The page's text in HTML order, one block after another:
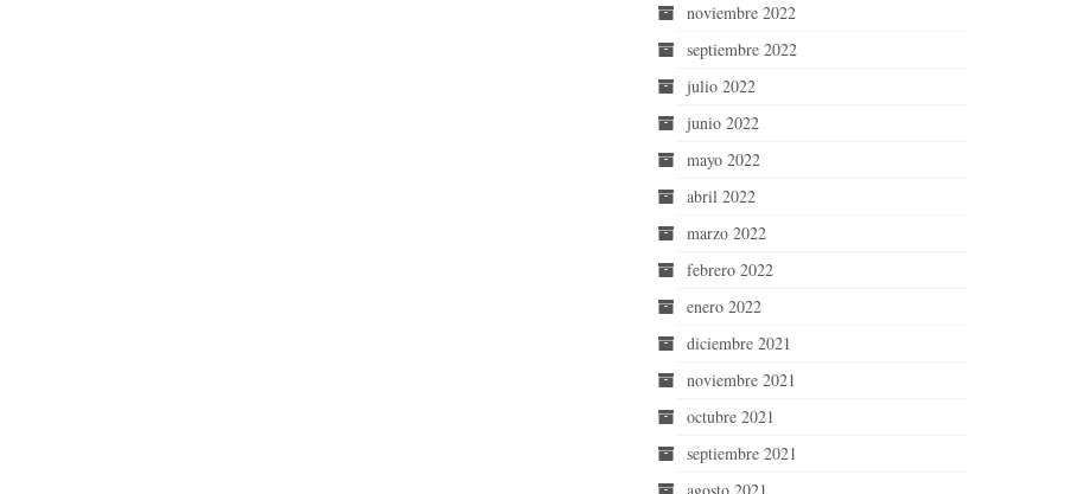
noviembre 2022
septiembre 2022
julio 2022
junio 2022
mayo 2022
abril 2022
marzo 2022
febrero 2022
enero 2022
diciembre 2021
noviembre 2021
octubre 2021
septiembre 2021